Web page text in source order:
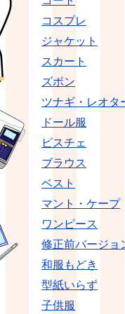
コスプレ
ジャケット
スカート
ズボン
ツナギ・レオタ
ドール服
ビスチェ
ブラウス
ベスト
マント・ケープ
ワンピース
修正前バージョ
和服もどき
型紙いらず
子供服